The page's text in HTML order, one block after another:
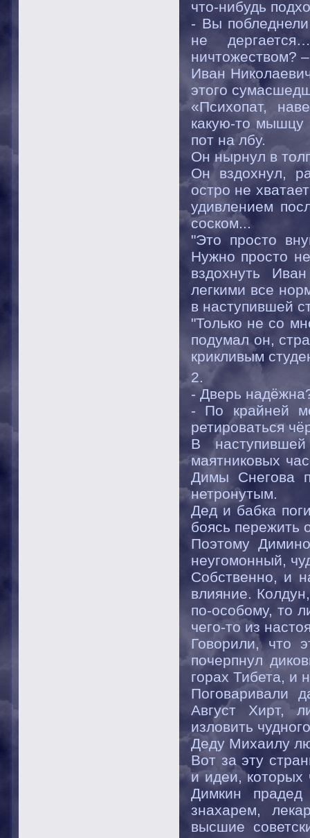
что-нибудь
- Вы
не
ничтожеством?
Иван
этого
«Психопат,
какую-то мышцу
пот на лбу.
Он нырнул в
Он вздохнул,
остро не
удивлением
соском...
"Это просто
Нужно просто
вздохнуть
легкими все
в наступившей
"Только не со
подумал он,
крикливым
2.
- Дверь
- По крайней
ретироваться
В
маятниковых
Димы Снегова
нетронутым.
Дед и бабка
боясь пережить
Поэтому
неугомонный,
Собственно, и
влияние.
по-особому, то
чего-то из
Говорили, что
почерпнул
горах Тибета, и
Поговаривали
Август Хирт,
изловить
Деду Михаилу
Вот за эту
и идеи, которых
Димкин
знахарем,
высшие